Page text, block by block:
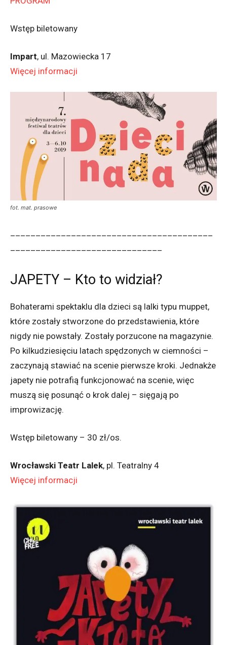
Wstęp biletowany
Impart, ul. Mazowiecka 17
Więcej informacji
fot. mat. prasowe
JAPETY – Kto to widział?
Bohaterami spektaklu dla dzieci są lalki typu muppet,
które zostały stworzone do przedstawienia, które
nigdy nie powstały. Zostały porzucone na magazynie.
Po kilkudziesięciu latach spędzonych w ciemności –
zaczynają stawiać na scenie pierwsze kroki. Jednakże
japety nie potrafią funkcjonować na scenie, więc
muszą się posunąć o krok dalej – sięgają po
improwizację.
Wstęp biletowany – 30 zł/os.
Wrocławski Teatr Lalek, pl. Teatralny 4
Więcej informacji